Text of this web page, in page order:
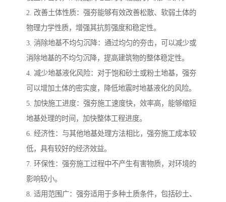
2. 改善土体性质：强夯能够有效改善松散、软弱土体的
物理力学性质，增强其抗剪强度和稳定性。
3. 消除地基不均匀沉降：通过均匀的夯击，可以减少或
消除地基的不均匀沉降，提高建筑物的整体稳定性。
4. 减少地基液化风险：对于饱和砂土或粉土地基，强夯
可以增加土体的密实度，降低地震时地基液化的风险。
5. 加快施工进度：强夯施工速度快，效率高，能够缩短
地基处理的时间，加快整体工程进度。
6. 经济性：与其他地基处理方法相比，强夯施工成本较
低，具有较好的经济效益。
7. 环保性：强夯施工过程中不产生有害物质，对环境的
影响较小。
8. 适用范围广：强夯适用于多种土质条件，包括砂土、